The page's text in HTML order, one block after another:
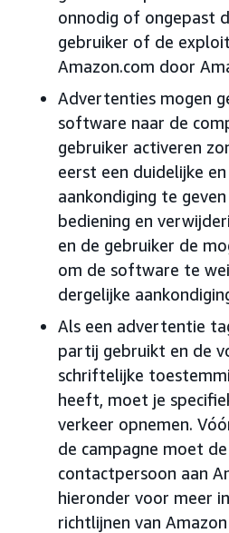
onnodig of ongepast
gebruiker of de
Amazon.com door
Advertenties mogen
software naar de
gebruiker activeren
eerst een duidelijke
aankondiging te
bediening en
en de gebruiker de
om de software te
dergelijke
Als een advertentie
partij gebruikt en de
schriftelijke
heeft, moet je
verkeer opnemen.
de campagne moet
contactpersoon aan
hieronder voor meer
richtlijnen van